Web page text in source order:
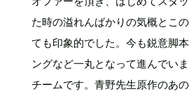
た時の溢れんばかりの気概とこ
ても印象的でした。今も鋭意脚
ングなど一丸となって進んでい
チームです。青野先生原作のあ